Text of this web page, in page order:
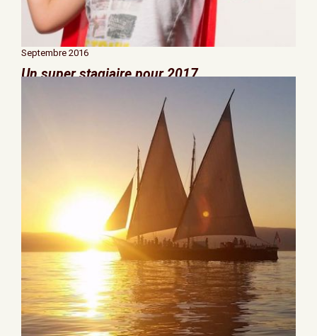
Septembre 2016
Un super stagiaire pour 2017